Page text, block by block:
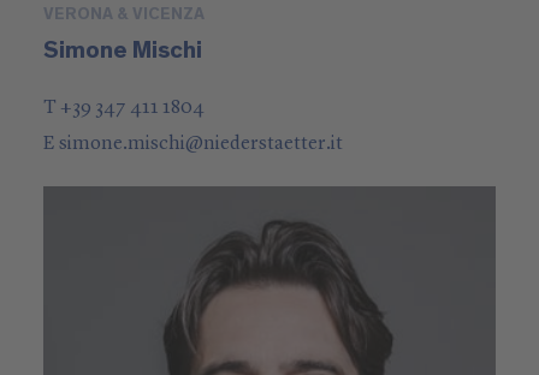
VERONA & VICENZA
Simone Mischi
T +39 347 411 1804
Esimone.mischi@niederstaetter.it